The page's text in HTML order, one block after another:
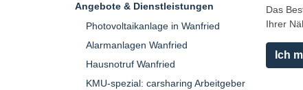
Angebote & Dienstleistungen
Photovoltaikanlage in Wanfried
Alarmanlagen Wanfried
Hausnotruf Wanfried
KMU-spezial: carsharing Arbeitgeber
Das
Ihrer
Ich